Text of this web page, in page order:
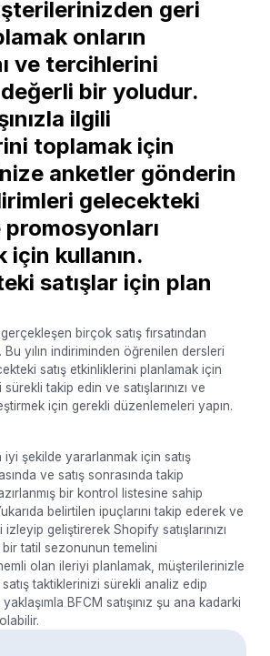
geri
onların
ve tercihlerini
değerli bir yoludur.
ilgili
toplamak için
anketler gönderin
gelecekteki
promosyonları
için kullanın.
satışlar için plan
birçok satış fırsatından
yılın indiriminden öğrenilen dersleri
satış etkinliklerini planlamak için
takip edin ve satışlarınızı ve
için gerekli düzenlemeleri yapın.
iyi şekilde yararlanmak için satış
ve satış sonrasında takip
bir kontrol listesine sahip
belirtilen ipuçlarını takip ederek ve
geliştirerek Shopify satışlarınızı
bir tatil sezonunun temelini
olan ileriyi planlamak, müşterilerinizle
taktiklerinizi sürekli analiz edip
BFCM satışınız şu ana kadarki